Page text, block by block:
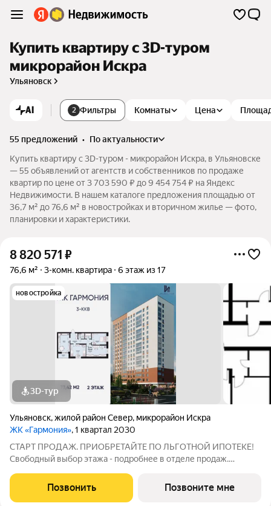
Купить квартиру c 3D-туром
микрорайон Искра
Ульяновск
AI 2 Фильтры Комнаты Цена
55 предложений •
по актуальности
Купить квартиру c 3D-туром - микрорайон Искра, в Ульяновске
— 55 объявлений от агентств и собственников по продаже
квартир по цене от 3 703 590 ₽ до 9 454 754 ₽ на Яндекс
Недвижимости. В нашем каталоге предложения площадью от
36,7 м² до 76,6 м² в новостройках и вторичном жилье — фото,
планировки и характеристики.
8 820 571 ₽
76,6 м² 3-комн. квартира 6 этаж из 17
новостройка
3D-тур
Ульяновск,жилой район Север, микрорайон Искра
ЖК «Гармония», 1 квартал 2030
СТАРТ ПРОДАЖ. ПРИОБРЕТАЙТЕ ПО ЛЬГОТНОЙ ИПОТЕКЕ!
Свободный выбор этажа - подробнее в отделе продаж.
для большой семьи, где каждому найдётся своё пространство:
отдельные комнаты для детей и
Позвонить Позвоните мне